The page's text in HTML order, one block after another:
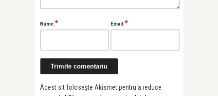
Nume:* Email:*
Acest sit folosește Akismet pentru a reduce